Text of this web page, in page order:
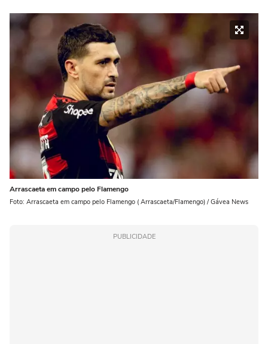
Arrascaeta em campo pelo Flamengo
Foto: Arrascaeta em campo pelo Flamengo ( Arrascaeta/Flamengo) / Gávea News
PUBLICIDADE